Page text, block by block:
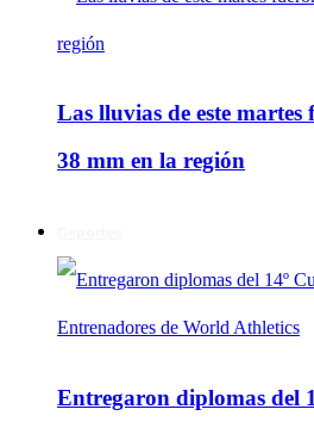
Las lluvias de este martes
38 mm en la región
Entregaron diplomas del